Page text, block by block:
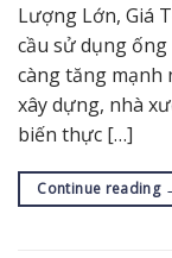
Lượng Lớn, Giá
cầu sử dụng
càng tăng mạnh
xây dựng, nhà
biến thực […]
Continue reading